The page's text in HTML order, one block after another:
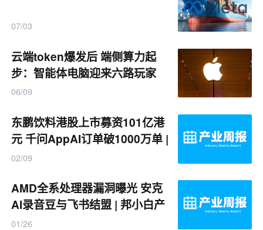
07/03
云端token爆发后 端侧算力起
步：智能体电脑迎来六路玩家
06/09
东鹏饮料港股上市募资101亿港
元 千问AppAI订单破1000万单 |
邦小白产业周报
02/09
AMD全系处理器漏洞曝光 安克
AI录音豆与飞书结盟 | 邦小白产
业周报
01/26